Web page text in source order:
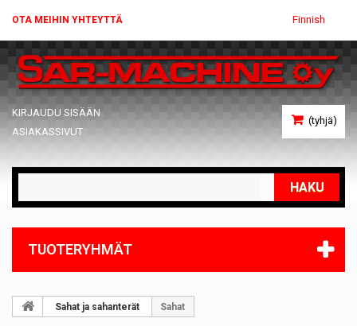
Finnish
OTA MEIHIN YHTEYTTÄ
(tyhjä)
KIRJAUDU SISÄÄN
ASIAKASSIVUT
HAKU
TUOTERYHMÄT
Sahat ja sahanterät Sahat